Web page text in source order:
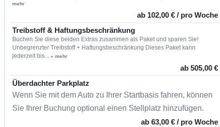
mehr
ab 102,00 € / pro Woche
Treibstoff & Haftungsbeschränkung
Buchen Sie diese beiden Extras zusammen als Paket und sparen Sie!
Unbegrenzter Treibstoff + Haftungsbeschränkung Dieses Paket kann
jederzeit bis... » mehr
ab 505,00 €
Überdachter Parkplatz
Wenn Sie mit dem Auto zu Ihrer Startbasis fahren, können
Sie Ihrer Buchung optional einen Stellplatz hinzufügen.
ab 63,00 € / pro Woche